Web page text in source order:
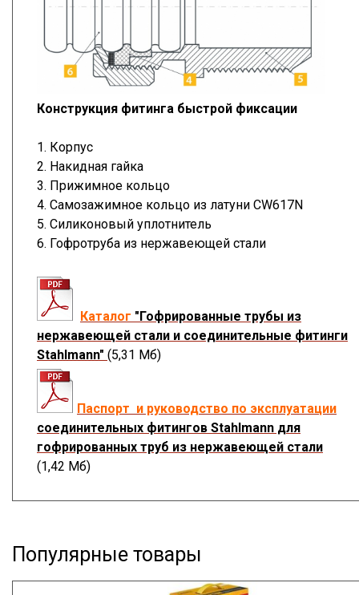
Конструкция фитинга быстрой фиксации
1. Корпус
2. Накидная гайка
3. Прижимное кольцо
4. Самозажимное кольцо из латуни CW617N
5. Силиконовый уплотнитель
6. Гофротруба из нержавеющей стали
Каталог "Гофрированные трубы из
нержавеющей стали и соединительные фитинги
Stahlmann" (5,31 Мб)
Паспорт и руководство по эксплуатации
соединительных фитингов Stahlmann для
гофрированных труб из нержавеющей стали
(1,42 Мб)
Популярные товары